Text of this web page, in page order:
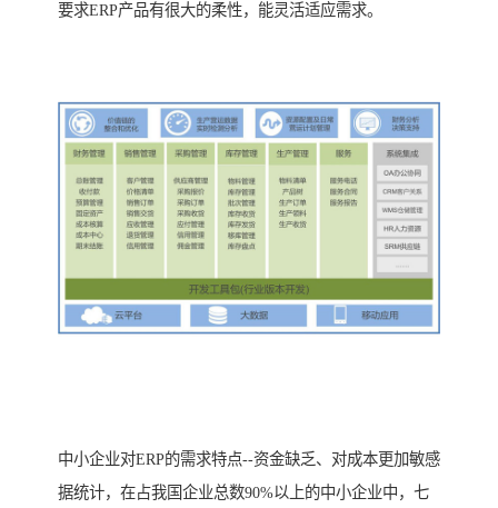
要求ERP产品有很大的柔性，能灵活适应需求。
中小企业对ERP的需求特点--资金缺乏、对成本更加敏感
据统计，在占我国企业总数90%以上的中小企业中，七